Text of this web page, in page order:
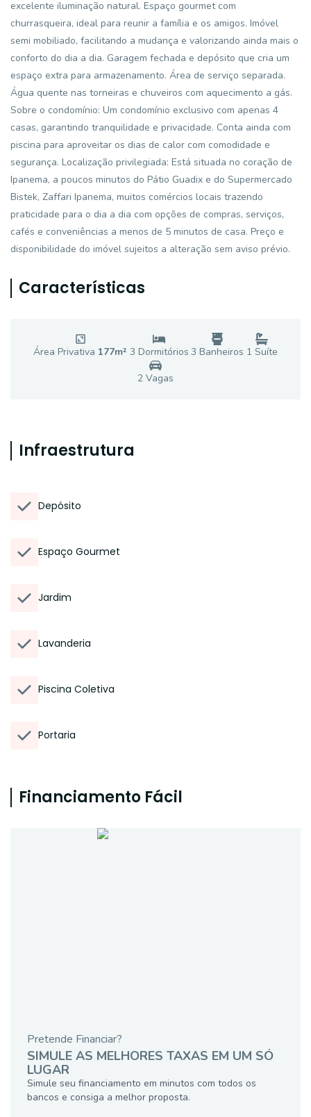
excelente iluminação natural. Espaço gourmet com
churrasqueira, ideal para reunir a família e os amigos. Imóvel
semi mobiliado, facilitando a mudança e valorizando ainda mais o
conforto do dia a dia. Garagem fechada e depósito que cria um
espaço extra para armazenamento. Área de serviço separada.
Água quente nas torneiras e chuveiros com aquecimento a gás.
Sobre o condomínio: Um condomínio exclusivo com apenas 4
casas, garantindo tranquilidade e privacidade. Conta ainda com
piscina para aproveitar os dias de calor com comodidade e
segurança. Localização privilegiada: Está situada no coração de
Ipanema, a poucos minutos do Pátio Guadix e do Supermercado
Bistek, Zaffari Ipanema, muitos comércios locais trazendo
praticidade para o dia a dia com opções de compras, serviços,
cafés e conveniências a menos de 5 minutos de casa. Preço e
disponibilidade do imóvel sujeitos a alteração sem aviso prévio.
Características
Área Privativa 177m² 3 Dormitórios 3 Banheiros 1 Suíte
2 Vagas
Infraestrutura
Depósito
Espaço Gourmet
Jardim
Lavanderia
Piscina Coletiva
Portaria
Financiamento Fácil
Pretende Financiar?
SIMULE AS MELHORES TAXAS EM UM SÓ
LUGAR
Simule seu financiamento em minutos com todos os
bancos e consiga a melhor proposta.